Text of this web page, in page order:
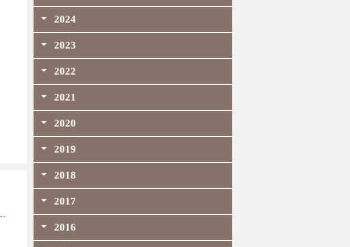
2024
2023
2022
2021
2020
2019
2018
2017
2016